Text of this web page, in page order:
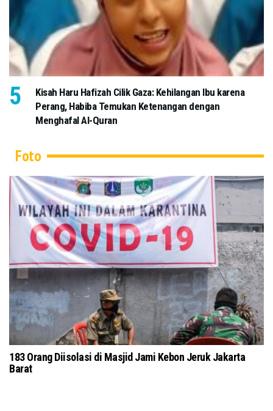
Kisah Haru Hafizah Cilik Gaza: Kehilangan Ibu karena
Perang, Habiba Temukan Ketenangan dengan
Menghafal Al-Quran
Foto
183 Orang Diisolasi di Masjid Jami Kebon Jeruk Jakarta
Barat